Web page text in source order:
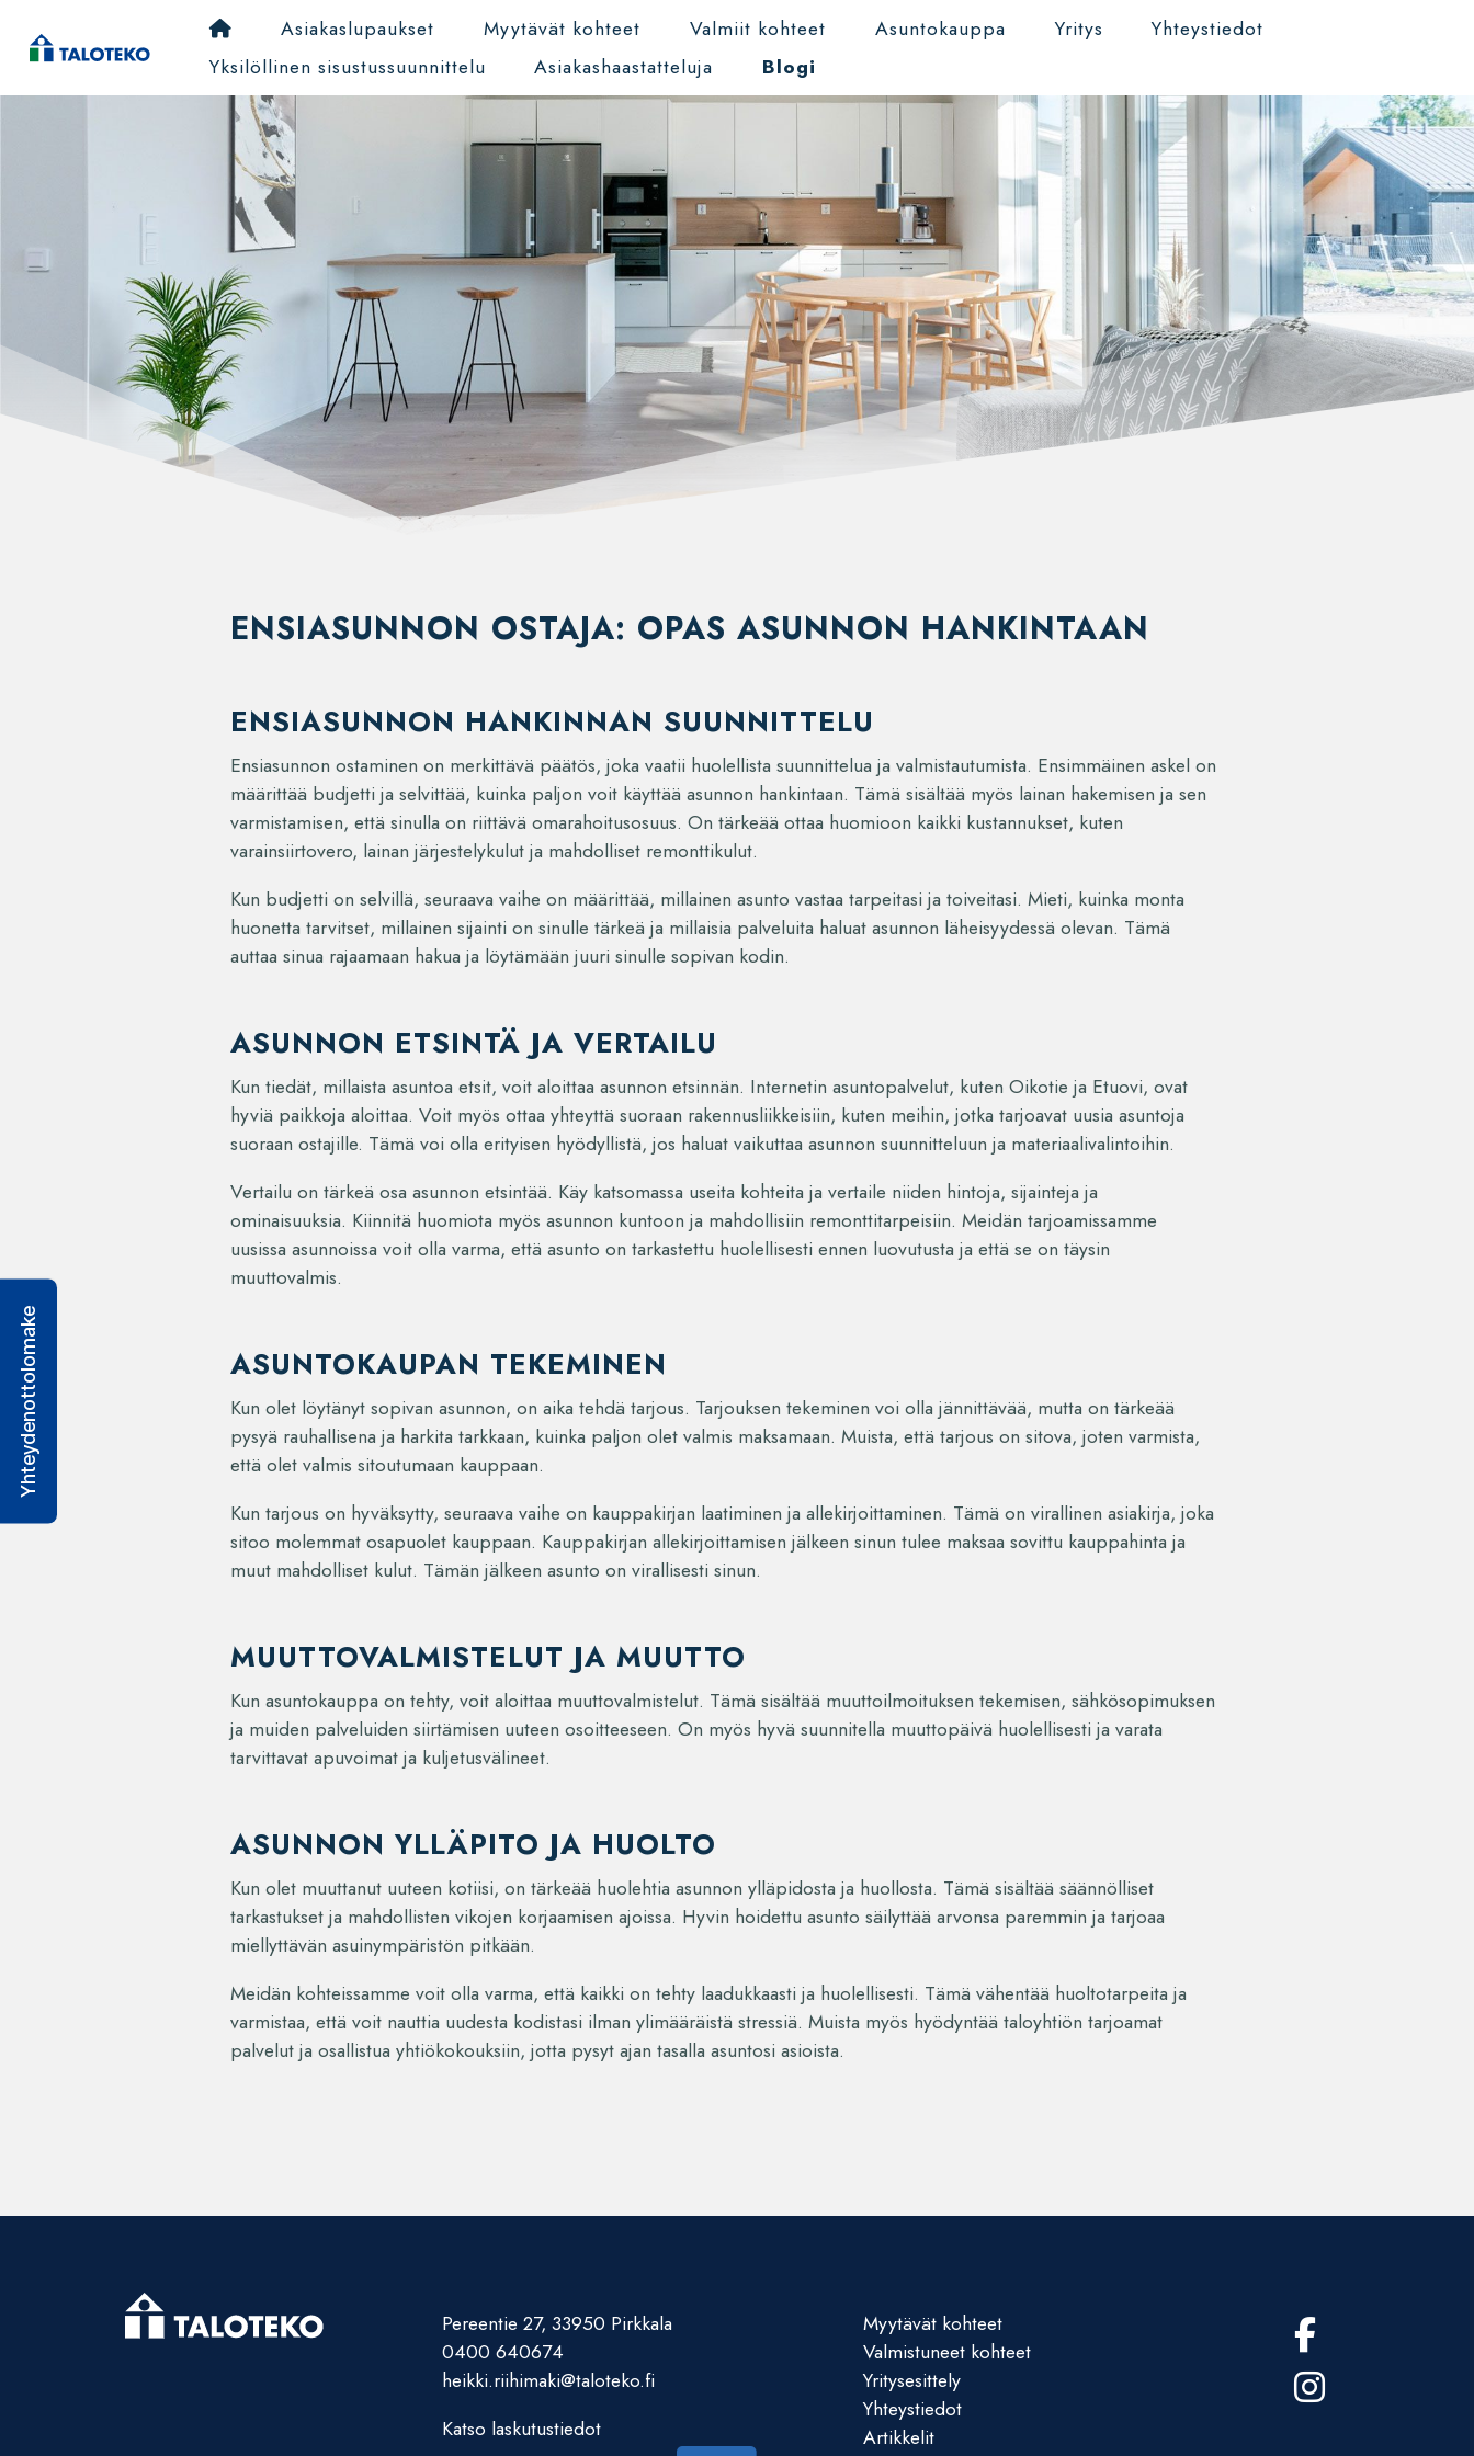
Yhteydenottolomake
Asiakaslupaukset Myytävät kohteet Valmiit kohteet Asuntokauppa Yritys
Yhteystiedot
Yksilöllinen sisustussuunnittelu
Asiakashaastatteluja Blogi
ENSIASUNNON OSTAJA: OPAS ASUNNON HANKINTAAN
ENSIASUNNON HANKINNAN SUUNNITTELU
Ensiasunnon ostaminen on merkittävä päätös, joka vaatii huolellista suunnittelua ja valmistautumista. Ensimmäinen askel on
määrittää budjetti ja selvittää, kuinka paljon voit käyttää asunnon hankintaan. Tämä sisältää myös lainan hakemisen ja sen
varmistamisen, että sinulla on riittävä omarahoitusosuus. On tärkeää ottaa huomioon kaikki kustannukset, kuten
varainsiirtovero, lainan järjestelykulut ja mahdolliset remonttikulut.
Kun budjetti on selvillä, seuraava vaihe on määrittää, millainen asunto vastaa tarpeitasi ja toiveitasi. Mieti, kuinka monta
huonetta tarvitset, millainen sijainti on sinulle tärkeä ja millaisia palveluita haluat asunnon läheisyydessä olevan. Tämä
auttaa sinua rajaamaan hakua ja löytämään juuri sinulle sopivan kodin.
ASUNNON ETSINTÄ JA VERTAILU
Kun tiedät, millaista asuntoa etsit, voit aloittaa asunnon etsinnän. Internetin asuntopalvelut, kuten Oikotie ja Etuovi, ovat
hyviä paikkoja aloittaa. Voit myös ottaa yhteyttä suoraan rakennusliikkeisiin, kuten meihin, jotka tarjoavat uusia asuntoja
suoraan ostajille. Tämä voi olla erityisen hyödyllistä, jos haluat vaikuttaa asunnon suunnitteluun ja materiaalivalintoihin.
Vertailu on tärkeä osa asunnon etsintää. Käy katsomassa useita kohteita ja vertaile niiden hintoja, sijainteja ja
ominaisuuksia. Kiinnitä huomiota myös asunnon kuntoon ja mahdollisiin remonttitarpeisiin. Meidän tarjoamissamme
uusissa asunnoissa voit olla varma, että asunto on tarkastettu huolellisesti ennen luovutusta ja että se on täysin
muuttovalmis.
ASUNTOKAUPAN TEKEMINEN
Kun olet löytänyt sopivan asunnon, on aika tehdä tarjous. Tarjouksen tekeminen voi olla jännittävää, mutta on tärkeää
pysyä rauhallisena ja harkita tarkkaan, kuinka paljon olet valmis maksamaan. Muista, että tarjous on sitova, joten varmista,
että olet valmis sitoutumaan kauppaan.
Kun tarjous on hyväksytty, seuraava vaihe on kauppakirjan laatiminen ja allekirjoittaminen. Tämä on virallinen asiakirja, joka
sitoo molemmat osapuolet kauppaan. Kauppakirjan allekirjoittamisen jälkeen sinun tulee maksaa sovittu kauppahinta ja
muut mahdolliset kulut. Tämän jälkeen asunto on virallisesti sinun.
MUUTTOVALMISTELUT JA MUUTTO
Kun asuntokauppa on tehty, voit aloittaa muuttovalmistelut. Tämä sisältää muuttoilmoituksen tekemisen, sähkösopimuksen
ja muiden palveluiden siirtämisen uuteen osoitteeseen. On myös hyvä suunnitella muuttopäivä huolellisesti ja varata
tarvittavat apuvoimat ja kuljetusvälineet.
ASUNNON YLLÄPITO JA HUOLTO
Kun olet muuttanut uuteen kotiisi, on tärkeää huolehtia asunnon ylläpidosta ja huollosta. Tämä sisältää säännölliset
tarkastukset ja mahdollisten vikojen korjaamisen ajoissa. Hyvin hoidettu asunto säilyttää arvonsa paremmin ja tarjoaa
miellyttävän asuinympäristön pitkään.
Meidän kohteissamme voit olla varma, että kaikki on tehty laadukkaasti ja huolellisesti. Tämä vähentää huoltotarpeita ja
varmistaa, että voit nauttia uudesta kodistasi ilman ylimääräistä stressiä. Muista myös hyödyntää taloyhtiön tarjoamat
palvelut ja osallistua yhtiökokouksiin, jotta pysyt ajan tasalla asuntosi asioista.
Pereentie 27, 33950 Pirkkala
0400 640674
heikki.riihimaki@taloteko.fi
Katso laskutustiedot
Myytävät kohteet
Valmistuneet kohteet
Yritysesittely
Yhteystiedot
Artikkelit